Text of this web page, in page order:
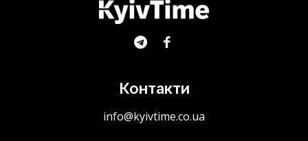
Контакти
info@kyivtime.co.ua